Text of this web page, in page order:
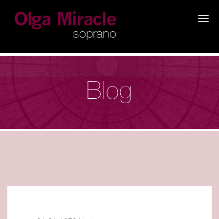
×
Blog